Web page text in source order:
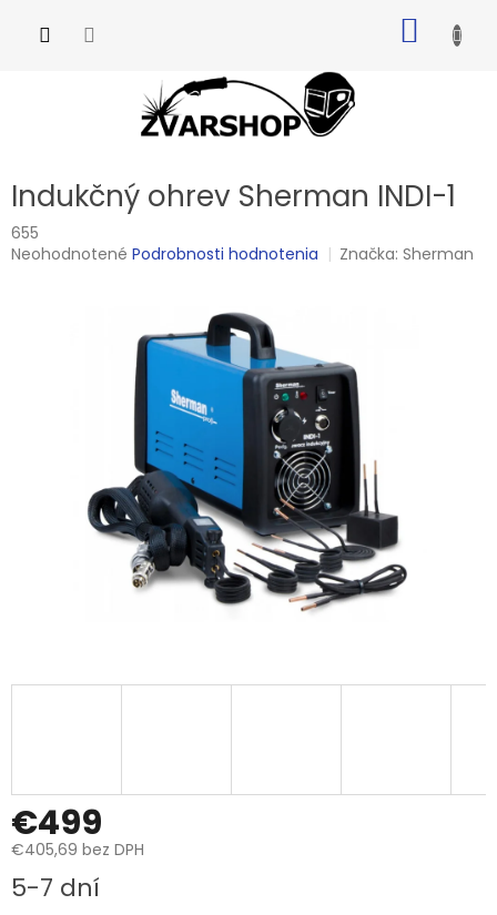
KOŠÍK
Indukčný ohrev Sherman INDI-1
655
Priemerné
Neohodnotené Podrobnosti hodnotenia Značka:Sherman
€499
€405,69 bez DPH
Jednotková
cena:
5-7 dní